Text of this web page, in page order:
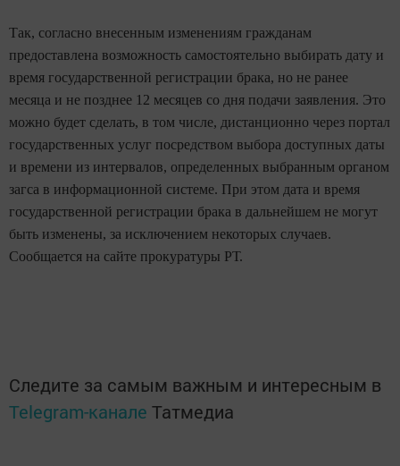
Так, согласно внесенным изменениям гражданам
предоставлена возможность самостоятельно выбирать дату и
время государственной регистрации брака, но не ранее
месяца и не позднее 12 месяцев со дня подачи заявления. Это
можно будет сделать, в том числе, дистанционно через портал
государственных услуг посредством выбора доступных даты
и времени из интервалов, определенных выбранным органом
загса в информационной системе. При этом дата и время
государственной регистрации брака в дальнейшем не могут
быть изменены, за исключением некоторых случаев.
Сообщается на сайте прокуратуры РТ.
Следите за самым важным и интересным в
Telegram-канале Татмедиа